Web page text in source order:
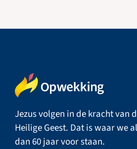
Jezus volgen in de kracht van
Heilige Geest. Dat is waar we
dan 60 jaar voor staan.